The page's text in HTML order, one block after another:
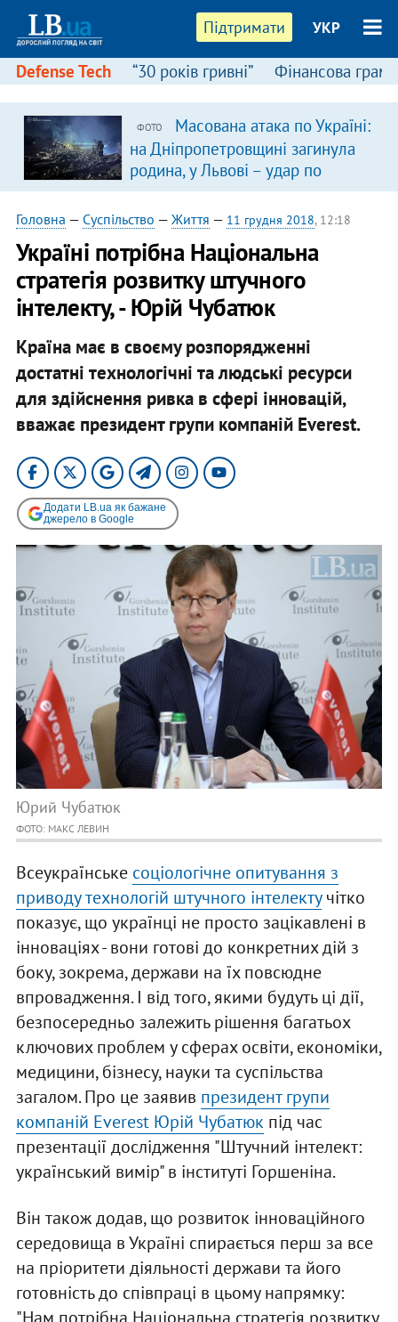
Підтримати УКР
Defense Tech “30 років гривні” Фінансова
ФОТО
Масована атака по Україні:
на Дніпропетровщині загинула
родина, у Львові – удар по
багатоповерхівках
(доповнюється)
Головна — Суспільство — Життя — 11 грудня 2018, 12:18
Україні потрібна Національна
стратегія розвитку штучного
інтелекту, - Юрій Чубатюк
Країна має в своєму розпорядженні
достатні технологічні та людські ресурси
для здійснення ривка в сфері інновацій,
вважає президент групи компаній Everest.
Додати LB.ua як бажане
джерело в Google
Юрий Чубатюк
ФОТО: МАКС ЛЕВИН
Всеукраїнське соціологічне опитування з
приводу технологій штучного інтелектучітко
показує, що українці не просто зацікавлені в
інноваціях - вони готові до конкретних дій з
боку, зокрема, держави на їх повсюдне
впровадження. І від того, якими будуть ці дії,
безпосередньо залежить рішення багатьох
ключових проблем у сферах освіти, економіки,
медицини, бізнесу, науки та суспільства
загалом. Про це заявив президент групи
компаній Everest Юрій Чубатюк під час
презентації дослідження "Штучний інтелект:
український вимір" в інституті Горшеніна.
Він також додав, що розвиток інноваційного
середовища в Україні спирається перш за все
на пріоритети діяльності держави та його
готовність до співпраці в цьому напрямку: